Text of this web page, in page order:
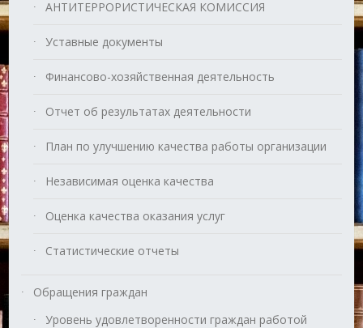
АНТИТЕРРОРИСТИЧЕСКАЯ КОМИССИЯ
Уставные документы
Финансово-хозяйственная деятельность
Отчет об результатах деятельности
План по улучшению качества работы организации
Независимая оценка качества
Оценка качества оказания услуг
Статистические отчеты
Обращения граждан
Уровень удовлетворенности граждан работой